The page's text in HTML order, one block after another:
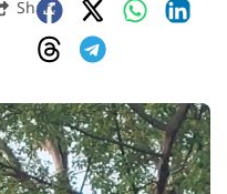
Share